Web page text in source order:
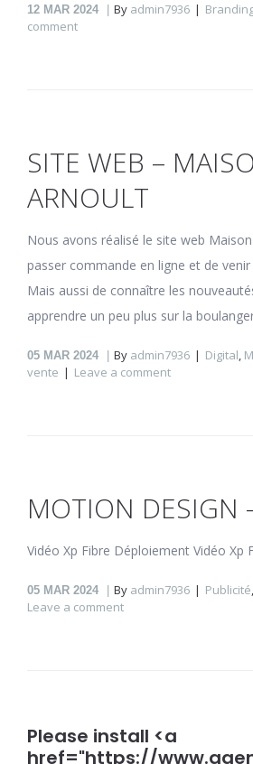
12 MAR 2024 By admin7936
comment
SITE WEB –
ARNOULT
Nous avons réalisé le site web
passer commande en ligne et de
Mais aussi de connaître les
apprendre un peu plus sur la
05 MAR 2024 By admin7936 Digital,
vente
Leave a comment
MOTION DESIGN
Vidéo Xp Fibre Déploiement Vidéo Xp
05 MAR 2024 By admin7936 Publicité,
Leave a comment
Please install <a
href="https://